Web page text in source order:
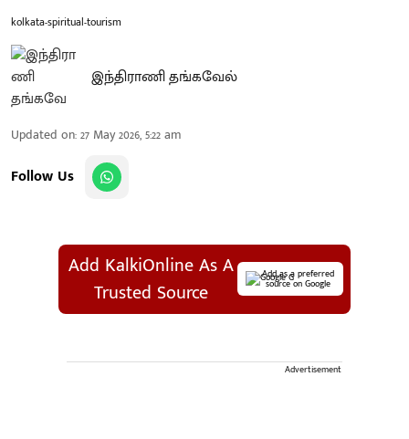
kolkata-spiritual-tourism
இந்திராணி தங்கவேல்
Updated on:27 May 2026, 5:22 am
Follow Us
Add KalkiOnline As A
Trusted Source
Add as a preferred
source on Google
Advertisement